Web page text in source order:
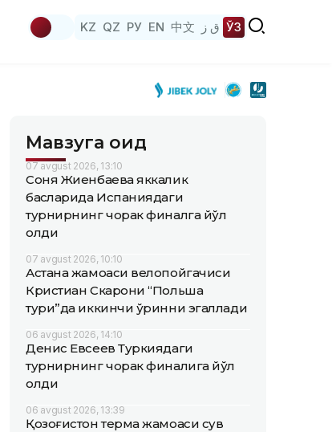
KZ QZ РУ EN 中文 ق ز ЎЗ
Мавзуга оид
07 avgust 2026, 13:10
Соня Жиенбаева яккалик
баҳсларида Испаниядаги
турнирнинг чорак финалга йўл
олди
07 avgust 2026, 10:10
Астана жамоаси велопойгачиси
Кристиан Скарони “Польша
тури”да иккинчи ўринни эгаллади
06 avgust 2026, 14:10
Денис Евсеев Туркиядаги
турнирнинг чорак финалига йўл
олди
06 avgust 2026, 13:39
Қозоғистон терма жамоаси сув